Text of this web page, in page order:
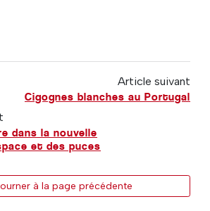
Article suivant
Cigognes blanches au Portugal
dans la nouvelle
et des puces
à la page précédente